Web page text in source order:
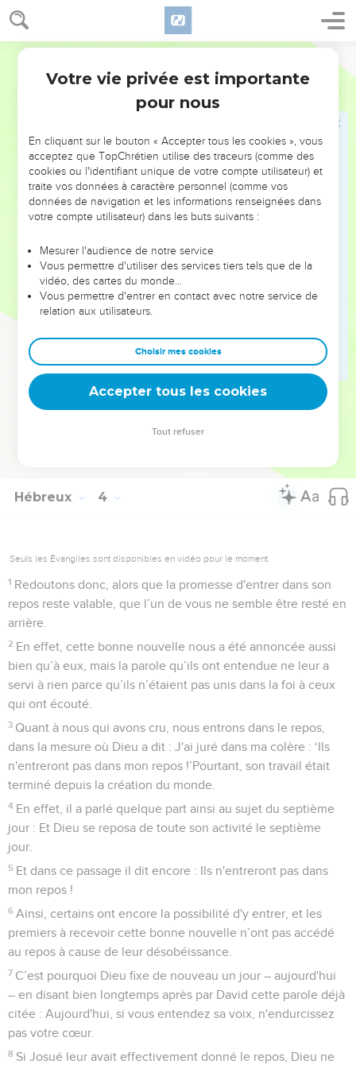
Hébreux 3
12 Faites attention, frères et sœurs : qu’aucun de vous n'ait
un cœur mauvais et incrédule qui le détourne du Dieu
Au contraire, encouragez-vous les uns les autres chaque
jour, aussi longtemps qu'on peut dire : « Aujourd'hui », afin
En effet, nous sommes devenus les compagnons de
Christ, pourvu que nous retenions fermement jusqu'à la fin
notre position première,
aussi longtemps qu’il est dit : Aujourd'hui, si vous
de la révolte.
Qui s’est en effet révolté après avoir entendu ? N’est-ce
pas tous ceux qui étaient sortis d'Egypte sous la conduite de
Moïse ?
Contre qui Dieu a-t-il été irrité pendant 40 ans ? N’est-ce
pas contre ceux qui avaient péché et dont les cadavres sont
tombés dans le désert ?
Et à qui a-t-il juré qu'ils n'entreraient pas dans son repos,
Hébreux 4
Seuls les Évangiles sont disponibles en vidéo pour le moment.
1 Redoutons donc, alors que la promesse d'entrer dans son
repos reste valable, que l’un de vous ne semble être resté en
arrière.
2 En effet, cette bonne nouvelle nous a été annoncée aussi
bien qu’à eux, mais la parole qu’ils ont entendue ne leur a
servi à rien parce qu’ils n’étaient pas unis dans la foi à ceux
qui ont écouté.
3 Quant à nous qui avons cru, nous entrons dans le repos,
dans la mesure où Dieu a dit : J'ai juré dans ma colère : ‘Ils
n'entreront pas dans mon repos !’Pourtant, son travail était
terminé depuis la création du monde.
4 En effet, il a parlé quelque part ainsi au sujet du septième
jour : Et Dieu se reposa de toute son activité le septième
jour.
5 Et dans ce passage il dit encore : Ils n'entreront pas dans
mon repos !
6 Ainsi, certains ont encore la possibilité d'y entrer, et les
premiers à recevoir cette bonne nouvelle n’ont pas accédé
au repos à cause de leur désobéissance.
7 C’est pourquoi Dieu fixe de nouveau un jour – aujourd'hui
– en disant bien longtemps après par David cette parole déjà
citée : Aujourd'hui, si vous entendez sa voix, n'endurcissez
pas votre cœur.
8 Si Josué leur avait effectivement donné le repos, Dieu ne
Votre vie privée est importante
pour nous
En cliquant sur le bouton « Accepter tous les cookies », vous
acceptez que TopChrétien utilise des traceurs (comme des
cookies ou l'identifiant unique de votre compte utilisateur) et
traite vos données à caractère personnel (comme vos
données de navigation et les informations renseignées dans
votre compte utilisateur) dans les buts suivants :
Mesurer l'audience de notre service
Vous permettre d'utiliser des services tiers tels que de la
vidéo, des cartes du monde…
Vous permettre d'entrer en contact avec notre service de
relation aux utilisateurs.
Choisir mes cookies
Accepter tous les cookies
Tout refuser